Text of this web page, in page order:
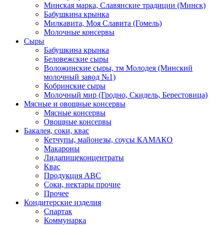
Минская марка, Славянские традиции (Минск)
Бабушкина крынка
Милкавита, Моя Славита (Гомель)
Молочные консервы
Сыры
Бабушкина крынка
Беловежские сыры
Воложинские сыры, тм Молодея (Минский
молочный завод №1)
Кобринские сыры
Молочный мир (Гродно, Скидель, Берестовица)
Мясные и овощные консервы
Мясные консервы
Овощные консервы
Бакалея, соки, квас
Кетчупы, майонезы, соусы КАМАКО
Макароны
Лидапищеконцентраты
Квас
Продукция АВС
Соки, нектары прочие
Прочее
Кондитерские изделия
Спартак
Коммунарка